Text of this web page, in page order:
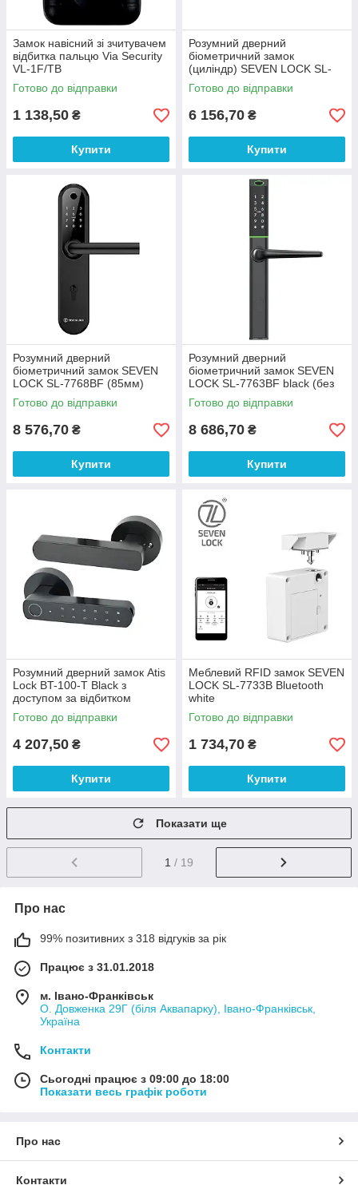
Замок навісний зі зчитувачем
відбитка пальцю Via Security
VL-1F/TB
Готово до відправки
1 138,50 ₴
Купити
Розумний дверний
біометричний замок
(циліндр) SEVEN LOCK SL-
7774BF black (35-90мм)
Готово до відправки
6 156,70 ₴
Купити
Розумний дверний
біометричний замок SEVEN
LOCK SL-7768BF (85мм)
black (без врізної частини)
Готово до відправки
8 576,70 ₴
Купити
Розумний дверний
біометричний замок SEVEN
LOCK SL-7763BF black (без
врізної частини)
Готово до відправки
8 686,70 ₴
Купити
Розумний дверний замок Atis
Lock BT-100-T Black з
доступом за відбитком
пальця і підтримкою Tuya
Smart
Готово до відправки
4 207,50 ₴
Купити
Меблевий RFID замок SEVEN
LOCK SL-7733B Bluetooth
white
Готово до відправки
1 734,70 ₴
Купити
Показати ще
1 / 19
Про нас
99% позитивних з 318 відгуків за рік
Працює з 31.01.2018
м. Івано-Франківськ
О. Довженка 29Г (біля Аквапарку), Івано-Франківськ,
Україна
Контакти
Сьогодні працює з 09:00 до 18:00
Показати весь графік роботи
Про нас
Контакти